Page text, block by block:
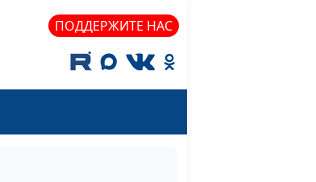
ПОДДЕРЖИТЕ НАС
священнослужитель,
специалист в области
естественных наук